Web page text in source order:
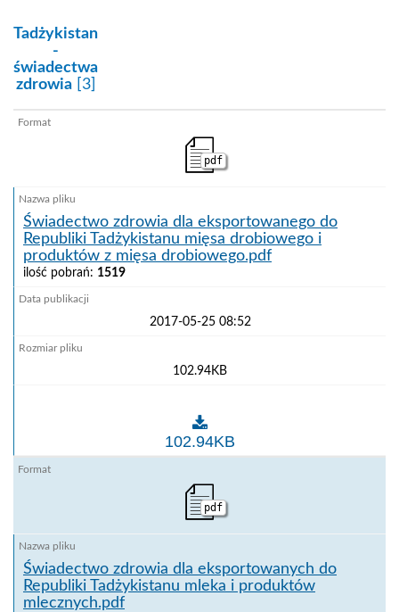
kategoria:
Tadżykistan
-
świadectwa
zdrowia[3]
pdf
Świadectwo zdrowia dla eksportowanego do
Republiki Tadżykistanu mięsa drobiowego i
produktów z mięsa drobiowego.pdf
ilość pobrań: 1519
2017-05-25 08:52
102.94KB
Świadectwo zdrowia dla eksportowanego do
102.94KB
pdf
Świadectwo zdrowia dla eksportowanych do
Republiki Tadżykistanu mleka i produktów
mlecznych.pdf